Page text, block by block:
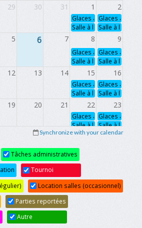
29 30 31 1 2
Glaces à louerGlaces à louer
Salle à louerSalle à louer
5 6 7 8 9
Glaces à louerGlaces à louer
Salle à louerSalle à louer
12 13 14 15 16
Glaces à louerGlaces à louer
Salle à louerSalle à louer
19 20 21 22 23
Glaces à louerGlaces à louer
Salle à louerSalle à louer
27 28 29 30
Glaces à louer
Salle à louer
2 3
Glaces à louerGlaces à louer
Salle à louerSalle à louer
Synchronize with your calendar
Tâches administratives
Tournoi
Location salles (occasionnel)
Parties reportées
Autre